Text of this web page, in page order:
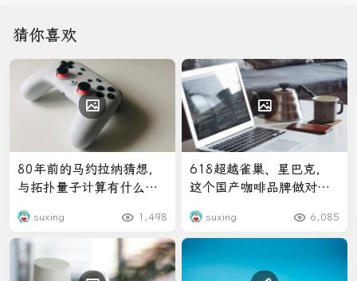
猜你喜欢
80年前的马约拉纳猜想，
与拓扑量子计算有什么关
suxing 1,498
618超越雀巢、星巴克，
这个国产咖啡品牌做对了
suxing 6,085